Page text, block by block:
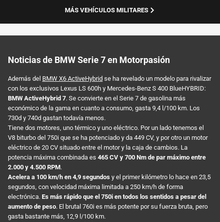
MÁS VEHÍCULOS MILITARES
Noticias de BMW Serie 7 en Motorpasión
Además del BMW X6 ActiveHybrid se ha revelado un modelo para rivalizar
con los exclusivos Lexus LS 600h y Mercedes-Benz S 400 BlueHYBRID:
BMW ActiveHybrid 7. Se convierte en el Serie 7 de gasolina más
económico de la gama en cuanto a consumo, gasta 9,4 l/100 km. Los
730d y 740d gastan todavía menos.
Tiene dos motores, uno térmico y uno eléctrico. Por un lado tenemos el
V8 biturbo del 750i que se ha potenciado y da 449 CV, y por otro un motor
eléctrico de 20 CV situado entre el motor y la caja de cambios. La
potencia máxima combinada es 465 CV y 700 Nm de par máximo entre
2.000 y 4.500 RPM.
Acelera a 100 km/h en 4,9 segundos y el primer kilómetro lo hace en 23,5
segundos, con velocidad máxima limitada a 250 km/h de forma
electrónica. Es más rápido que el 750i en todos los sentidos a pesar del
aumento de peso. El brutal 760i es más potente por su fuerza bruta, pero
gasta bastante más, 12,9 l/100 km.